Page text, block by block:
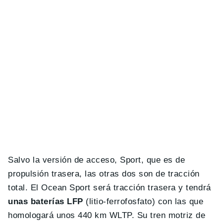
Salvo la versión de acceso, Sport, que es de
propulsión trasera, las otras dos son de tracción
total. El Ocean Sport será tracción trasera y tendrá
unas baterías LFP (litio-ferrofosfato) con las que
homologará unos 440 km WLTP. Su tren motriz de